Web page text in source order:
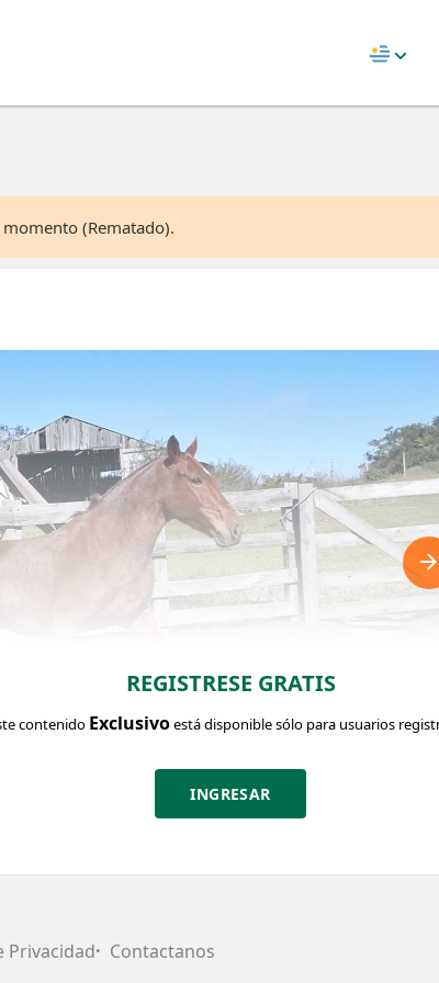
(Rematado).
REGISTRESE GRATIS
contenido Exclusivoestá disponible sólo para usuarios
INGRESAR
Privacidad Contactanos